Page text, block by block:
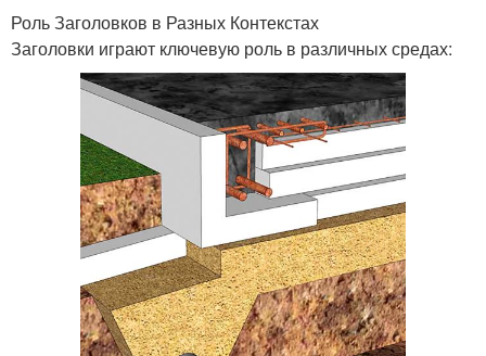
Роль Заголовков в Разных Контекстах
Заголовки играют ключевую роль в различных средах: